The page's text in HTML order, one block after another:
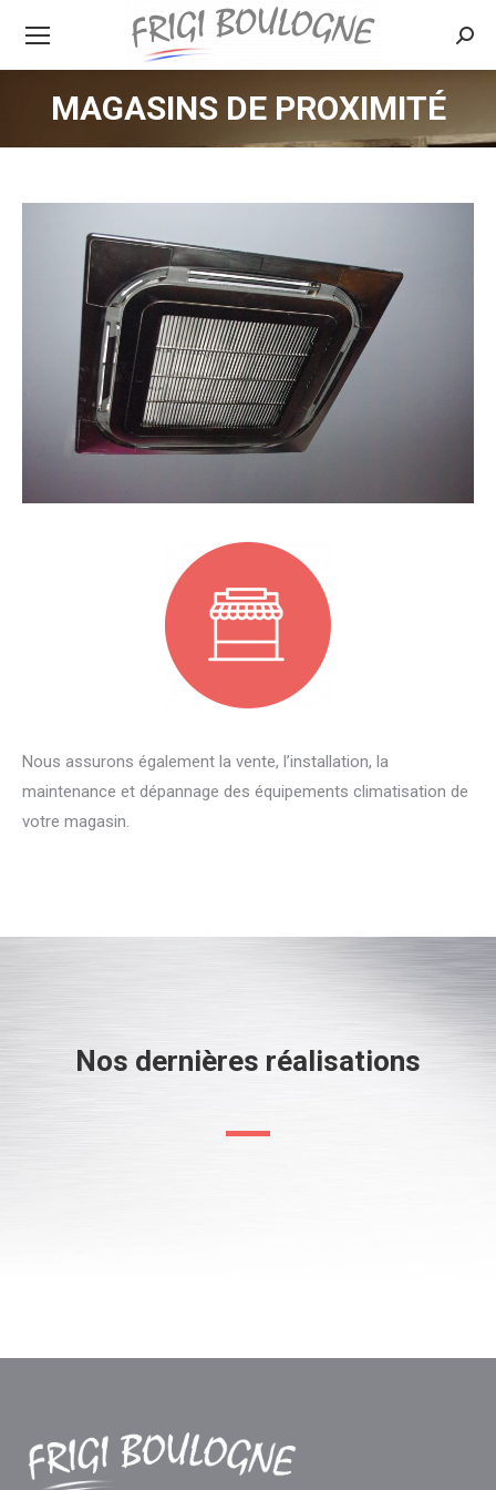
MAGASINS DE PROXIMITÉ
Vous êtes ici :
Nous assurons également la vente, l’installation, la
maintenance et dépannage des équipements climatisation de
votre magasin.
Nos dernières réalisations